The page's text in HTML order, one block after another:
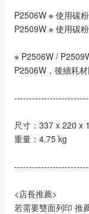
P2506W ※ 使用碳
P2509W ※ 使用碳
※ P2506W /
P2506W，後續耗
尺寸：337 x 220 x
重量：4.75 kg
<店長推薦>
若需要雙面列印 推